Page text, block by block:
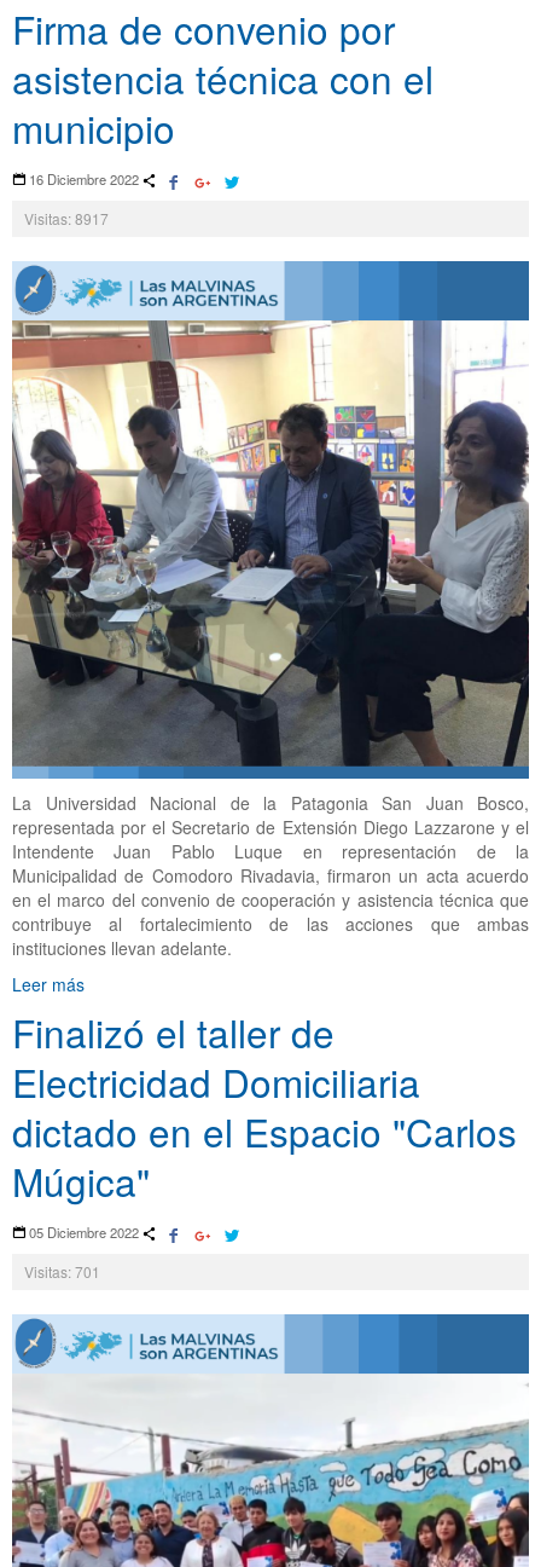
Firma de convenio por
asistencia técnica con el
municipio
16 Diciembre 2022
Visitas: 8917
La Universidad Nacional de la Patagonia San Juan Bosco,
representada por el Secretario de Extensión Diego Lazzarone y el
Intendente Juan Pablo Luque en representación de la
Municipalidad de Comodoro Rivadavia, firmaron un acta acuerdo
en el marco del convenio de cooperación y asistencia técnica que
contribuye al fortalecimiento de las acciones que ambas
instituciones llevan adelante.
Leer más
Finalizó el taller de
Electricidad Domiciliaria
dictado en el Espacio "Carlos
Múgica"
05 Diciembre 2022
Visitas: 701